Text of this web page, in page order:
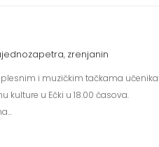
, zrenjanin
i muzičkim tačkama učenika
kulture u Ečki u 18.00 časova.